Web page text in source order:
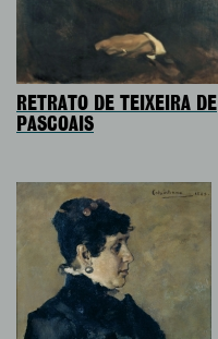
RETRATO DE TEIXEIRA DE
PASCOAIS